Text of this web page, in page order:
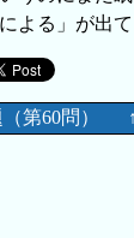
よる」が出
第60問）